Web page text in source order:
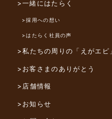
>一緒にはたらく
>採用への想い
>はたらく社員の声
>私たちの周りの「えがエピ
>お客さまのありがとう
>店舗情報
>お知らせ